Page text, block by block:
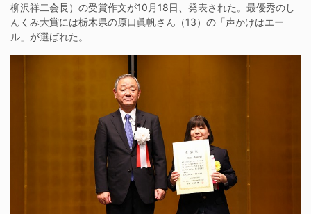
柳沢祥二会長）の受賞作文が10月18日、発表された。最優秀のし
んくみ大賞には栃木県の原口眞帆さん（13）の「声かけはエー
ル」が選ばれた。